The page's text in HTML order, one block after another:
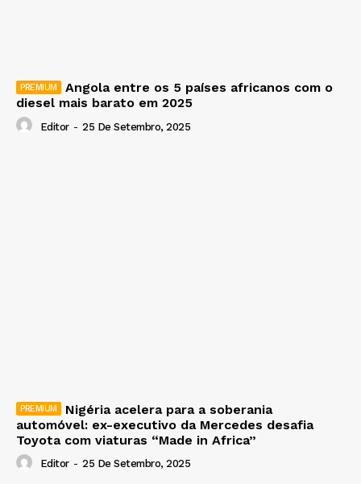
Angola entre os 5 países africanos com o
diesel mais barato em 2025
Editor - 25 De Setembro, 2025
Nigéria acelera para a soberania
automóvel: ex-executivo da Mercedes desafia
Toyota com viaturas “Made in Africa”
Editor - 25 De Setembro, 2025